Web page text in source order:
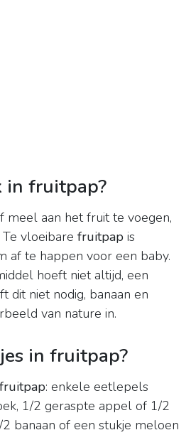
in fruitpap?
meel aan het fruit te voegen,
vloeibare fruitpap is
af te happen voor een baby.
hoeft niet altijd, een
dit niet nodig, banaan en
van nature in.
in fruitpap?
fruitpap: enkele eetlepels
1/2 geraspte appel of 1/2
banaan of een stukje meloen